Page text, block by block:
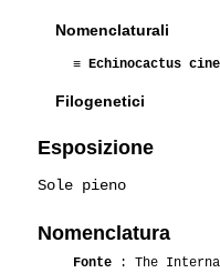
08-2020 Toson
08-2020 Toson
08-2020 Toson
07-2020
Nomenclaturali
≡ Echinocactus
Filogenetici
Esposizione
Sole pieno
Nomenclatura
Fonte : The